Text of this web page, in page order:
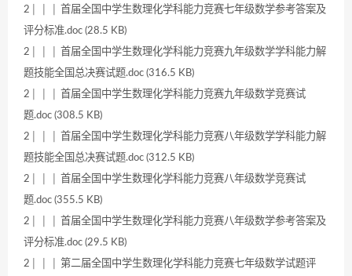
2│ │ │ 首届全国中学生数理化学科能力竞赛七年级数学参考答案及
评分标准.doc (28.5 KB)
2│ │ │ 首届全国中学生数理化学科能力竞赛九年级数学学科能力解
题技能全国总决赛试题.doc (316.5 KB)
2│ │ │ 首届全国中学生数理化学科能力竞赛九年级数学竞赛试
题.doc (308.5 KB)
2│ │ │ 首届全国中学生数理化学科能力竞赛八年级数学学科能力解
题技能全国总决赛试题.doc (312.5 KB)
2│ │ │ 首届全国中学生数理化学科能力竞赛八年级数学竞赛试
题.doc (355.5 KB)
2│ │ │ 首届全国中学生数理化学科能力竞赛八年级数学参考答案及
评分标准.doc (29.5 KB)
2│ │ │ 第二届全国中学生数理化学科能力竞赛七年级数学试题评